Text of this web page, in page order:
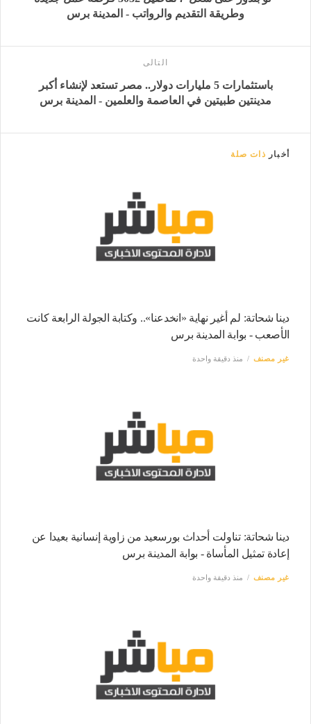
وطريقة التقديم والرواتب - المدينة برس
التالى
باستثمارات 5 مليارات دولار.. مصر تستعد لإنشاء أكبر
مدينتين طبيتين في العاصمة والعلمين - المدينة برس
أخبار ذات صلة
دينا شحاتة: لم أغير نهاية «انخدعنا».. وكتابة الجولة الرابعة كانت
الأصعب - بوابة المدينة برس
غير مصنف منذ دقيقة واحدة
دينا شحاتة: تناولت أحداث بورسعيد من زاوية إنسانية بعيدا عن
إعادة تمثيل المأساة - بوابة المدينة برس
غير مصنف منذ دقيقة واحدة